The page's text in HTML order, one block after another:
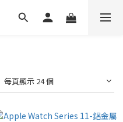
每頁顯示 24 個